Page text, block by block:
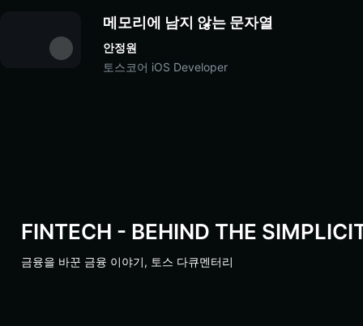
메모리에 남지 않는 문자열
안정원
토스코어 iOS Developer
FINTECH - BEHIND THE
금융을 바꾼 금융 이야기, 토스 다큐멘터리